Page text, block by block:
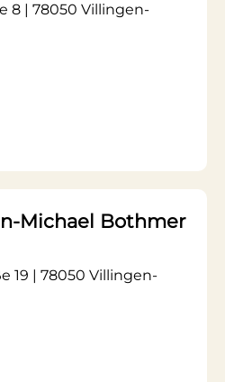
8 | 78050 Villingen-
Michael Bothmer
19 | 78050 Villingen-